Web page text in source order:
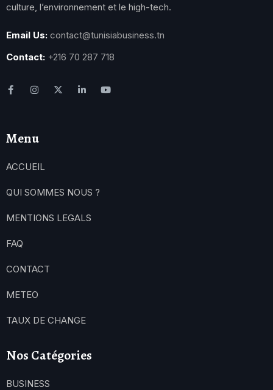
culture, l’environnement et le high-tech.
Email Us: contact@tunisiabusiness.tn
Contact: +216 70 287 718
Menu
ACCUEIL
QUI SOMMES NOUS ?
MENTIONS LEGALS
FAQ
CONTACT
METEO
TAUX DE CHANGE
Nos Catégories
BUSINESS